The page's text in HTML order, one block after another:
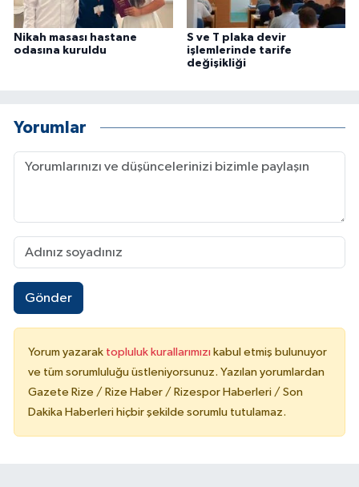
Nikah masası hastane
odasına kuruldu
S ve T plaka devir
işlemlerinde tarife
değişikliği
Yorumlar
Gönder
Yorum yazarak topluluk kurallarımızı kabul etmiş bulunuyor
ve tüm sorumluluğu üstleniyorsunuz. Yazılan yorumlardan
Gazete Rize / Rize Haber / Rizespor Haberleri / Son
Dakika Haberleri hiçbir şekilde sorumlu tutulamaz.